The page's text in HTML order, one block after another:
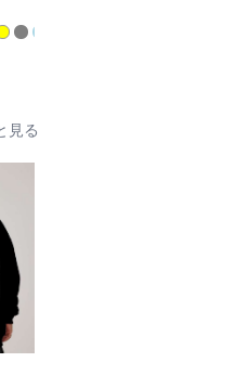
見る